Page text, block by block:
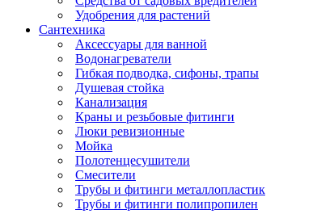
Удобрения для растений
Сантехника
Аксессуары для ванной
Водонагреватели
Гибкая подводка, сифоны, трапы
Душевая стойка
Канализация
Краны и резьбовые фитинги
Люки ревизионные
Мойка
Полотенцесушители
Смесители
Трубы и фитинги металлопластик
Трубы и фитинги полипропилен